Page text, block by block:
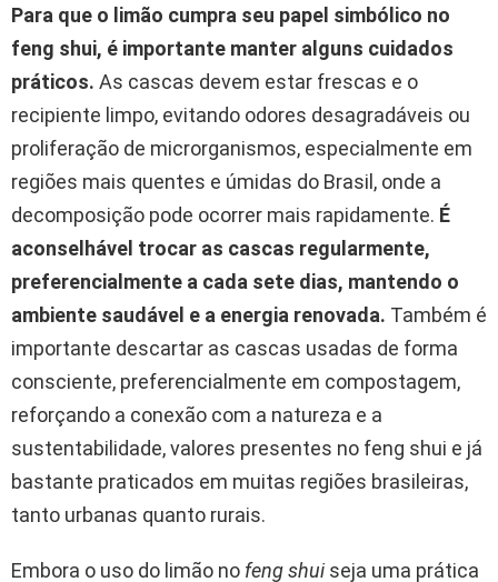
Para que o limão cumpra seu papel simbólico no
feng shui, é importante manter alguns cuidados
práticos. As cascas devem estar frescas e o
recipiente limpo, evitando odores desagradáveis ou
proliferação de microrganismos, especialmente em
regiões mais quentes e úmidas do Brasil, onde a
decomposição pode ocorrer mais rapidamente. É
aconselhável trocar as cascas regularmente,
preferencialmente a cada sete dias, mantendo o
ambiente saudável e a energia renovada. Também é
importante descartar as cascas usadas de forma
consciente, preferencialmente em compostagem,
reforçando a conexão com a natureza e a
sustentabilidade, valores presentes no feng shui e já
bastante praticados em muitas regiões brasileiras,
tanto urbanas quanto rurais.
Embora o uso do limão no feng shuiseja uma prática